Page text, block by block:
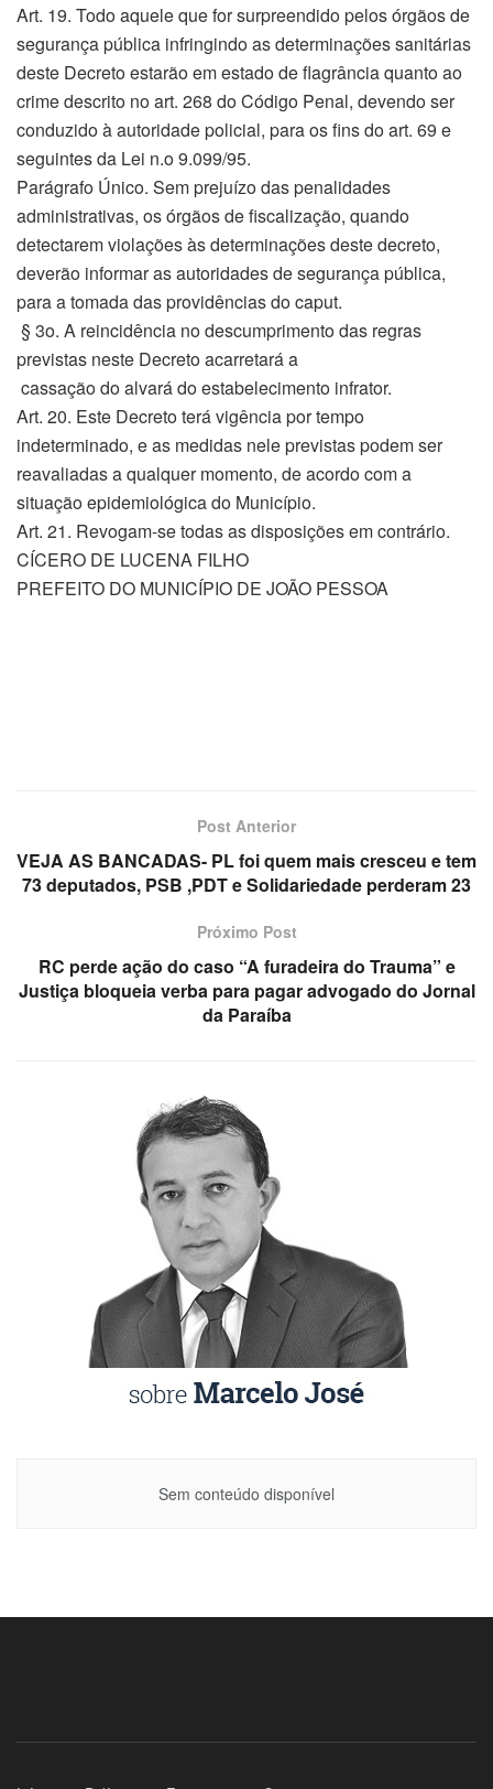
Art. 19. Todo aquele que for surpreendido pelos órgãos de
segurança pública infringindo as determinações sanitárias
deste Decreto estarão em estado de flagrância quanto ao
crime descrito no art. 268 do Código Penal, devendo ser
conduzido à autoridade policial, para os fins do art. 69 e
seguintes da Lei n.o 9.099/95.
Parágrafo Único. Sem prejuízo das penalidades
administrativas, os órgãos de fiscalização, quando
detectarem violações às determinações deste decreto,
deverão informar as autoridades de segurança pública,
para a tomada das providências do caput.
§ 3o. A reincidência no descumprimento das regras
previstas neste Decreto acarretará a
cassação do alvará do estabelecimento infrator.
Art. 20. Este Decreto terá vigência por tempo
indeterminado, e as medidas nele previstas podem ser
reavaliadas a qualquer momento, de acordo com a
situação epidemiológica do Município.
Art. 21. Revogam-se todas as disposições em contrário.
CÍCERO DE LUCENA FILHO
PREFEITO DO MUNICÍPIO DE JOÃO PESSOA
Post Anterior
VEJA AS BANCADAS- PL foi quem mais cresceu e tem
73 deputados, PSB ,PDT e Solidariedade perderam 23
Próximo Post
RC perde ação do caso “A furadeira do Trauma” e
Justiça bloqueia verba para pagar advogado do Jornal
da Paraíba
Sem conteúdo disponível